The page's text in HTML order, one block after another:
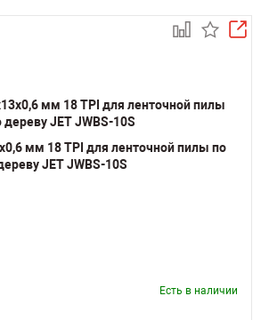
мм 18 TPI для ленточной пилы по
JET JWBS-10S
Есть в наличии